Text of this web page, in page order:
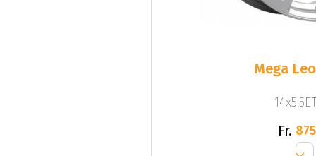
Mega
Fr.